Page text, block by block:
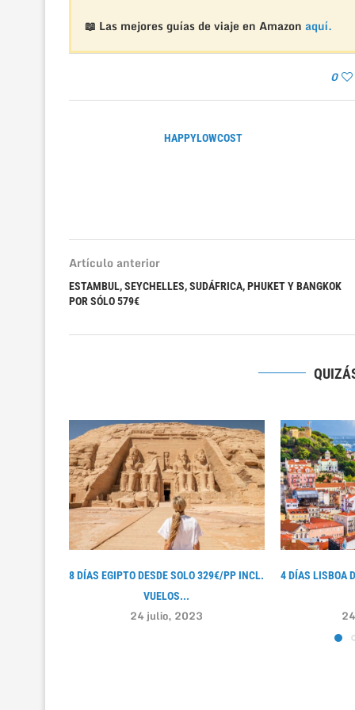
📖 Las mejores guías de viaje en Amazon aquí.
0
HAPPYLOWCOST
Artículo anterior
ESTAMBUL, SEYCHELLES, SUDÁFRICA, PHUKET Y BANGKOK
POR SÓLO 579€
8 DÍAS EGIPTO DESDE SOLO 329€/PP INCL.
VUELOS...
24 julio, 2023
4 DÍAS LISBOA